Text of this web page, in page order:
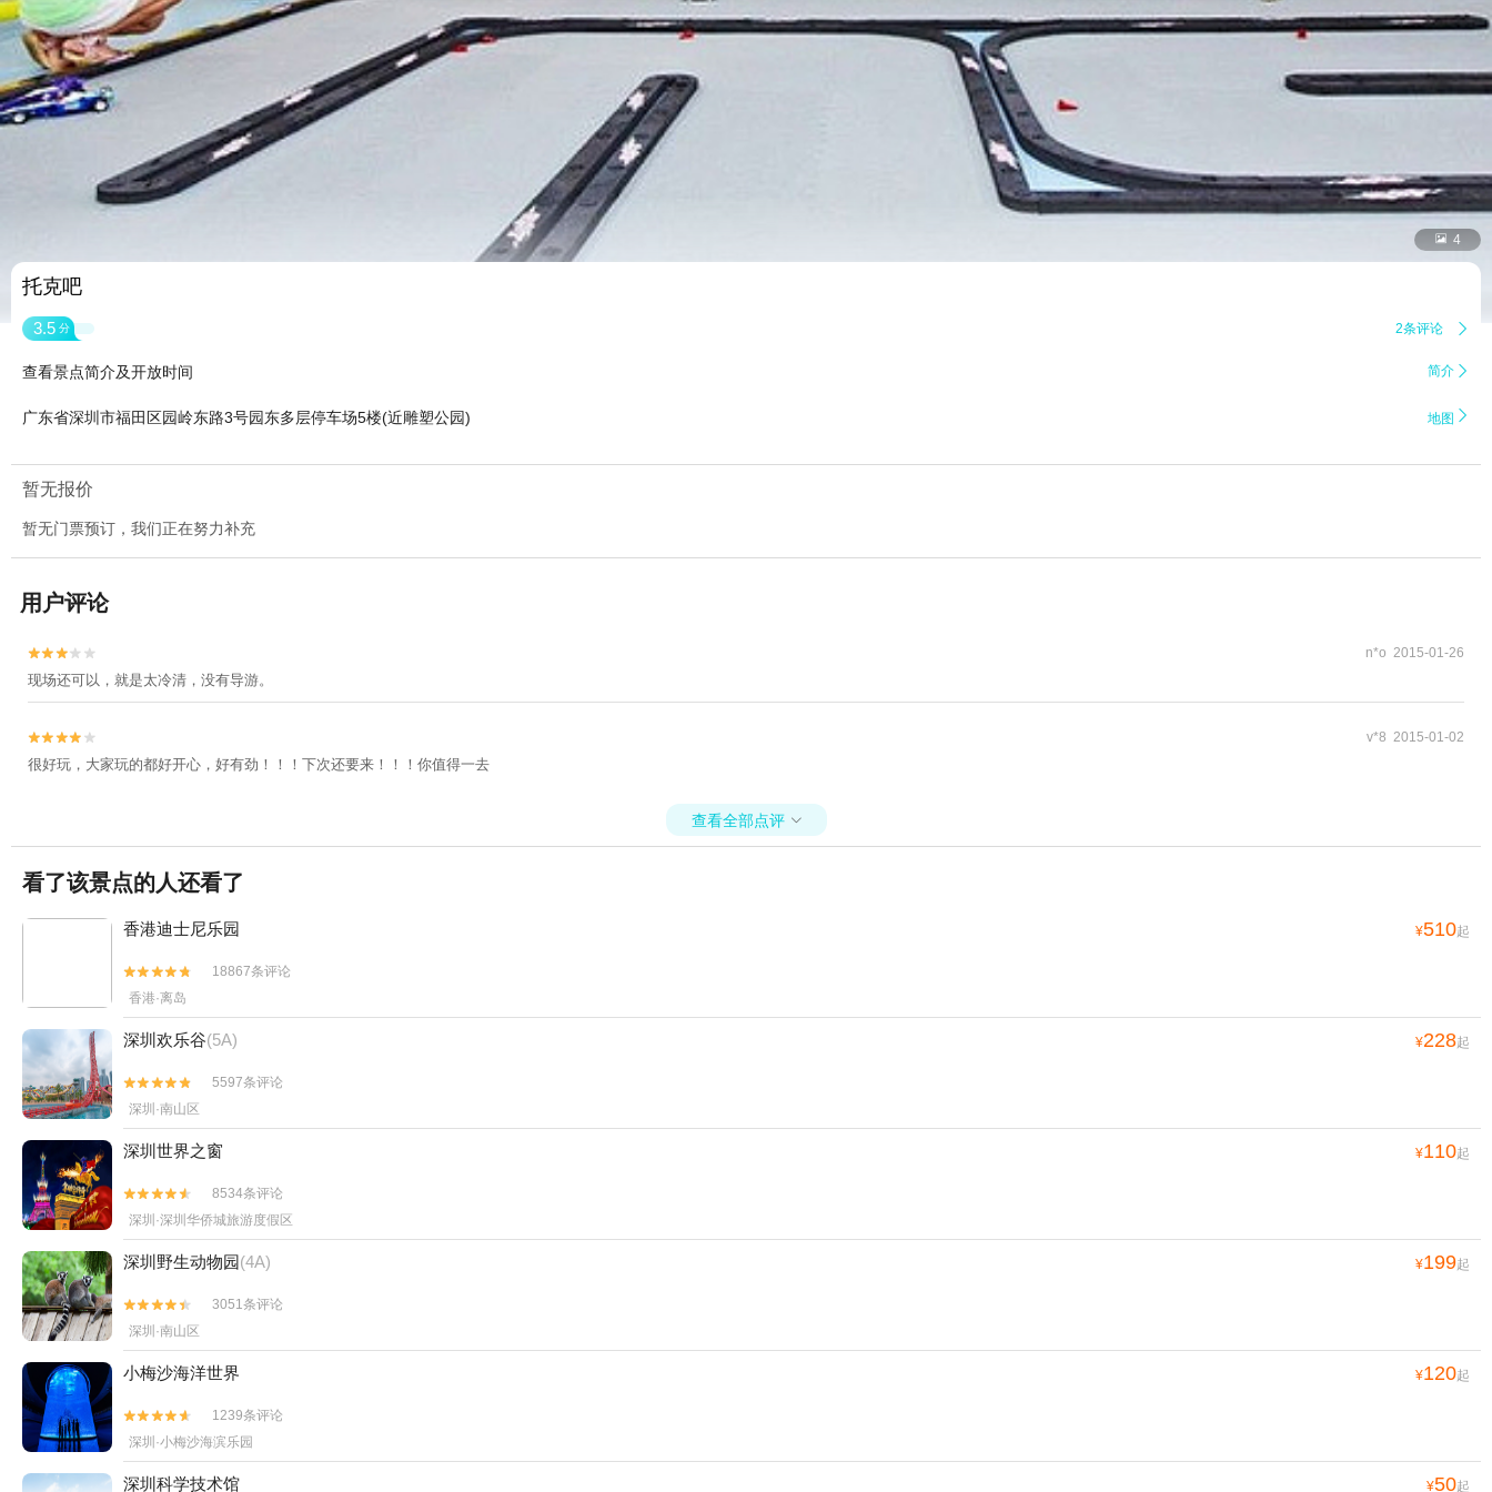
 4
托克吧
3.5 分 2条评论 
查看景点简介及开放时间 简介 
广东省深圳市福田区园岭东路3号园东多层停车场5楼(近雕塑公园) 地图 
暂无报价
暂无门票预订，我们正在努力补充
用户评论

 n*o 2015-01-26
现场还可以，就是太冷清，没有导游。

 v*8 2015-01-02
很好玩，大家玩的都好开心，好有劲！！！下次还要来！！！你值得一去
查看全部点评 
看了该景点的人还看了
香港迪士尼乐园 ¥510起


18867条评论
香港·离岛
深圳欢乐谷(5A) ¥228起


5597条评论
深圳·南山区
深圳世界之窗 ¥110起


8534条评论
深圳·深圳华侨城旅游度假区
深圳野生动物园(4A) ¥199起


3051条评论
深圳·南山区
小梅沙海洋世界 ¥120起


1239条评论
深圳·小梅沙海滨乐园
深圳科学技术馆 ¥50起